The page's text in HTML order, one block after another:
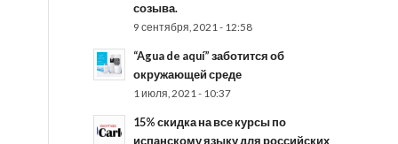
созыва.
9 сентября, 2021 - 12:58
“Agua de aquí” заботится об
окружающей среде
1 июля, 2021 - 10:37
15% скидка на все курсы по
испанскому языку для российских